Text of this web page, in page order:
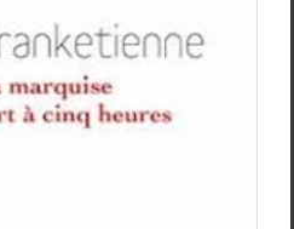
La marquise sort à cinq